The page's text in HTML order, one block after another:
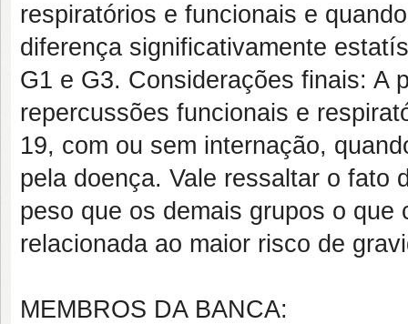
respiratórios e funcionais e
diferença significativamente
G1 e G3. Considerações finais: A
repercussões funcionais e
19, com ou sem internação,
pela doença. Vale ressaltar o fato
peso que os demais grupos o
relacionada ao maior risco de
MEMBROS DA BANCA: